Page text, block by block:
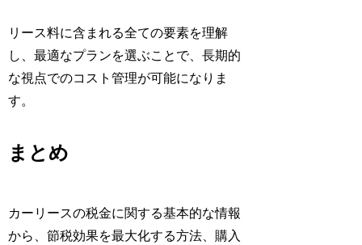
リース料に含まれる全ての要素を理解
し、最適なプランを選ぶことで、長期的
な視点でのコスト管理が可能になりま
す。
まとめ
カーリースの税金に関する基本的な情報
から、節税効果を最大化する方法、購入